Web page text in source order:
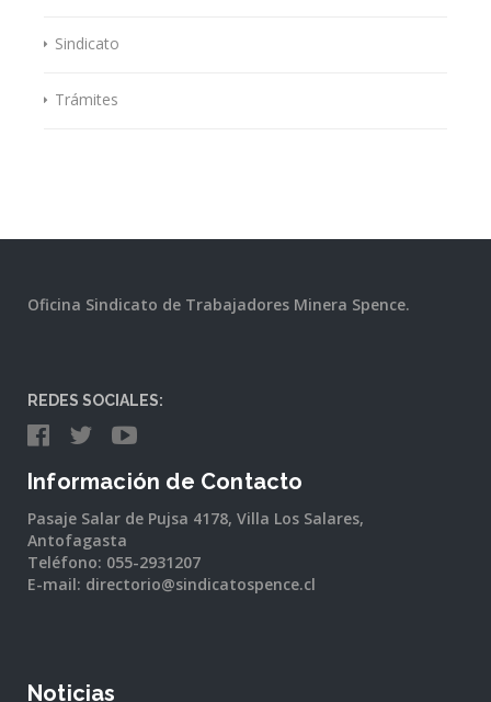
Sindicato
Trámites
Oficina Sindicato de Trabajadores Minera Spence.
REDES SOCIALES:
Información de Contacto
Pasaje Salar de Pujsa 4178, Villa Los Salares,
Antofagasta
Teléfono: 055-2931207
E-mail: directorio@sindicatospence.cl
Noticias